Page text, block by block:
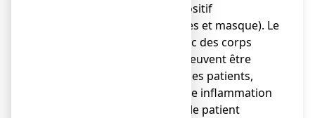
l'appareillage, et le dispositif
d'administration (lunettes et masque). Le
contact de l'oxygène avec des corps
gras, tels que ceux qui peuvent être
appliqués sur le visage des patients,
augmente le risque d'une inflammation
du produit gras. Quand le patient